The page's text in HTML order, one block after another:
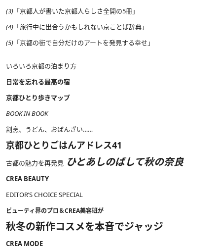
(3) 「京都人が書いた京都人らしさ全開の5冊」
(4) 「旅行中に出合うかもしれない京ことば辞典」
(5) 「京都の街で自分だけのアートを発見する幸せ」
いろいろ京都の泊まり方
日常を忘れる最高の宿
京都ひとり歩きマップ
BOOK IN BOOK
割烹、うどん、おばんざい……
京都ひとりごはんアドレス41
古都の魅力を再発見 ひとあしのばして秋の奈良
CREA BEAUTY
EDITOR’S CHOICE SPECIAL
ビューティ界のプロ＆CREA美容班が
秋冬の新作コスメを本音でジャッジ
CREA MODE